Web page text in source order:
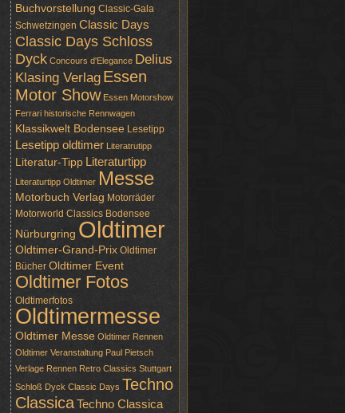
Buchvorstellung Classic-Gala
Schwetzingen Classic Days
Classic Days Schloss
Dyck Concours d'Elegance Delius
Klasing Verlag Essen
Motor Show Essen Motorshow
Ferrari historische Rennwagen
Klassikwelt Bodensee Lesetipp
Lesetipp oldtimer Literatrutipp
Literatur-Tipp Literaturtipp
Literaturtipp Oldtimer Messe
Motorbuch Verlag Motorräder
Motorworld Classics Bodensee
Nürburgring Oldtimer
Oldtimer-Grand-Prix Oldtimer
Bücher Oldtimer Event
Oldtimer Fotos
Oldtimerfotos
Oldtimermesse
Oldtimer Messe Oldtimer Rennen
Oldtimer Veranstaltung Paul Pietsch
Verlage Rennen Retro Classics Stuttgart
Schloß Dyck Classic Days Techno
ClassicaTechno Classica